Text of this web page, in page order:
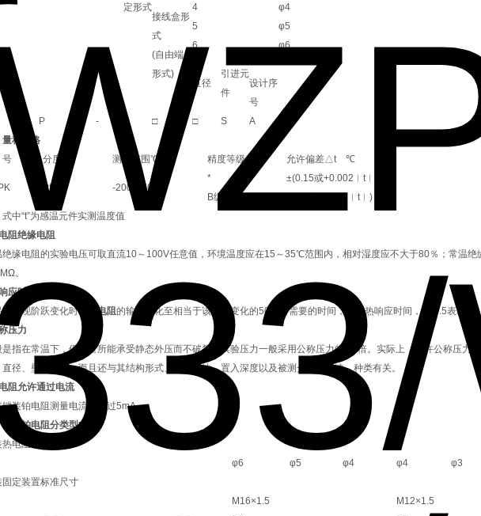
定形式
接线盒形
式
(自由端
形式)
4
φ4
5
φ5
6
φ6
直径
引进元
件
设计序
号
P K - □ □ □ S
A
量程规格
分度号 测温范围℃ 精度等级 允许偏差△t ℃
Pt100 -200～500
*
±(0.15或+0.002︱t︱)
B级
±(0.3或+0.005︱t︱)
中“t”为感温元件实测温度值
阻绝缘电阻
绝缘电阻的实验电压可取直流10～100V任意值，环境温度应在15～35℃范围内，相对湿度应不大于80％；常温绝
。
应时间
出现阶跃变化时，
热电阻的输出变化至相当于该阶跃变化的50％所需要的时间，称为热响应时间，用t0.5表示。
压力
是指在常温下，保护管所能承受静态外压而不破裂，实验压力一般采用公称压力的1.5倍。实际上，允许公称压力不
直径、壁厚有关，而且还与其结构形式、安装方法、置入深度以及被测介质的流速、种类有关。
阻允许通过电流
铠装铂电阻测量电流大不过5mA。
装铂电阻分类型式
电阻外径(d)
固定装置标准尺寸
φ6 φ5 φ4 φ4 φ3
M16×1.5
M12×1.5